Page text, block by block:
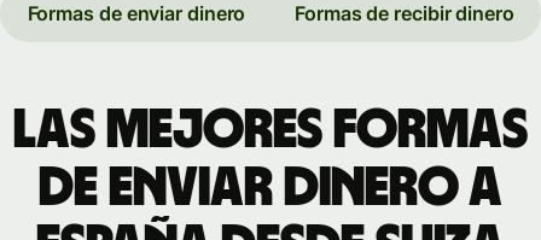
Formas de enviar dinero Formas de recibir dinero
Las mejores formas
de enviar dinero a